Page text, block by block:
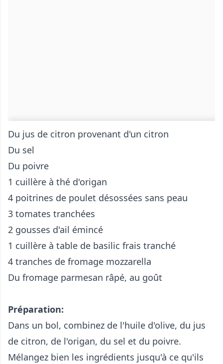
Du jus de citron provenant d'un citron
Du sel
Du poivre
1 cuillère à thé d'origan
4 poitrines de poulet désossées sans peau
3 tomates tranchées
2 gousses d'ail émincé
1 cuillère à table de basilic frais tranché
4 tranches de fromage mozzarella
Du fromage parmesan râpé, au goût
Préparation:
Dans un bol, combinez de l'huile d'olive, du jus
de citron, de l'origan, du sel et du poivre.
Mélangez bien les ingrédients jusqu'à ce qu'ils